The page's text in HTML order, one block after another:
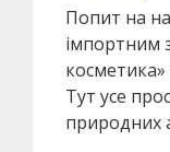
Попит на
імпортним
Тут усе
природних